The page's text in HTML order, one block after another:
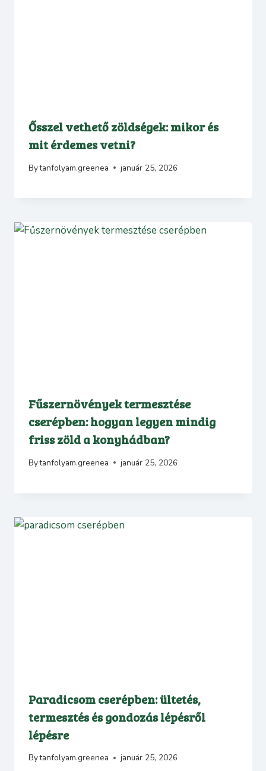
Ősszel vethető zöldségek: mikor és
mit érdemes vetni?
Bytanfolyam.greenea január 25, 2026
Fűszernövények termesztése
cserépben: hogyan legyen mindig
friss zöld a konyhádban?
Bytanfolyam.greenea január 25, 2026
Paradicsom cserépben: ültetés,
termesztés és gondozás lépésről
lépésre
Bytanfolyam.greenea január 25, 2026